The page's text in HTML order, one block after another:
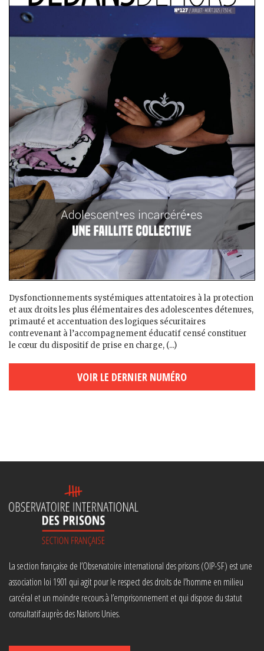
Dysfonctionnements systémiques attentatoires à la protection
et aux droits les plus élémentaires des adolescent·es détenu·es,
primauté et accentuation des logiques sécuritaires
contrevenant à l’accompagnement éducatif censé constituer
le cœur du dispositif de prise en charge, (...)
VOIR LE DERNIER NUMÉRO
La section française de l’Observatoire international des prisons (OIP-SF) est une
association loi 1901 qui agit pour le respect des droits de l’homme en milieu
carcéral et un moindre recours à l’emprisonnement et qui dispose du statut
consultatif auprès des Nations Unies.